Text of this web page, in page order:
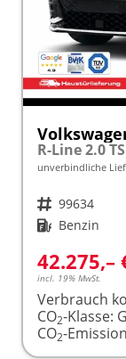
unverbindliche
Fahrzeugnr. 99634
Kraftstoff Benzin
42.275,–
incl. 19% MwSt.
Verbrauch
CO2-Klasse: G
CO2-